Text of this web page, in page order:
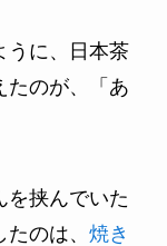
うに、日本茶
たのが、「あ
を挟んでいた
のは、 焼き